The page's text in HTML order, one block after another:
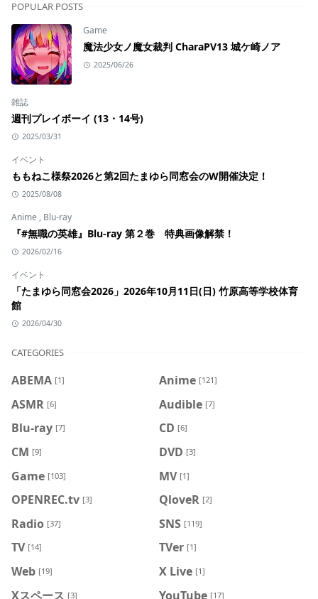
POPULAR POSTS
Game
魔法少女ノ魔女裁判 CharaPV13 城ケ崎ノア
2025/06/26
雑誌
週刊プレイボーイ (13・14号)
2025/03/31
イベント
ももねこ様祭2026と第2回たまゆら同窓会のW開催決定！
2025/08/08
Anime , Blu-ray
『#無職の英雄』Blu-ray 第２巻 特典画像解禁！
2026/02/16
イベント
「たまゆら同窓会2026」2026年10月11日(日) 竹原高等学校体育
館
2026/04/30
CATEGORIES
ABEMA [1] Anime [121]
ASMR [6] Audible [7]
Blu-ray [7] CD [6]
CM [9] DVD [3]
Game [103] MV [1]
OPENREC.tv [3] QloveR [2]
Radio [37] SNS [119]
TV [14] TVer [1]
Web [19] X Live [1]
Xスペース [3] YouTube [17]